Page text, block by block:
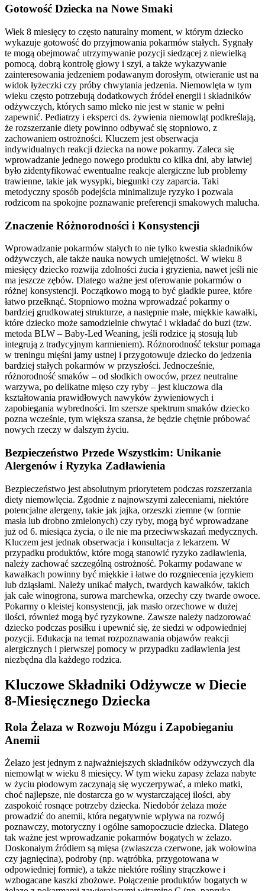
Gotowość Dziecka na Nowe Smaki
Wiek 8 miesięcy to często naturalny moment, w którym dziecko
wykazuje gotowość do przyjmowania pokarmów stałych. Sygnały
te mogą obejmować utrzymywanie pozycji siedzącej z niewielką
pomocą, dobrą kontrolę głowy i szyi, a także wykazywanie
zainteresowania jedzeniem podawanym dorosłym, otwieranie ust na
widok łyżeczki czy próby chwytania jedzenia. Niemowlęta w tym
wieku często potrzebują dodatkowych źródeł energii i składników
odżywczych, których samo mleko nie jest w stanie w pełni
zapewnić. Pediatrzy i eksperci ds. żywienia niemowląt podkreślają,
że rozszerzanie diety powinno odbywać się stopniowo, z
zachowaniem ostrożności. Kluczem jest obserwacja
indywidualnych reakcji dziecka na nowe pokarmy. Zaleca się
wprowadzanie jednego nowego produktu co kilka dni, aby łatwiej
było zidentyfikować ewentualne reakcje alergiczne lub problemy
trawienne, takie jak wysypki, biegunki czy zaparcia. Taki
metodyczny sposób podejścia minimalizuje ryzyko i pozwala
rodzicom na spokojne poznawanie preferencji smakowych malucha.
Znaczenie Różnorodności i Konsystencji
Wprowadzanie pokarmów stałych to nie tylko kwestia składników
odżywczych, ale także nauka nowych umiejętności. W wieku 8
miesięcy dziecko rozwija zdolności żucia i gryzienia, nawet jeśli nie
ma jeszcze zębów. Dlatego ważne jest oferowanie pokarmów o
różnej konsystencji. Początkowo mogą to być gładkie puree, które
łatwo przełknąć. Stopniowo można wprowadzać pokarmy o
bardziej grudkowatej strukturze, a następnie małe, miękkie kawałki,
które dziecko może samodzielnie chwytać i wkładać do buzi (tzw.
metoda BLW – Baby-Led Weaning, jeśli rodzice ją stosują lub
integrują z tradycyjnym karmieniem). Różnorodność tekstur pomaga
w treningu mięśni jamy ustnej i przygotowuje dziecko do jedzenia
bardziej stałych pokarmów w przyszłości. Jednocześnie,
różnorodność smaków – od słodkich owoców, przez neutralne
warzywa, po delikatne mięso czy ryby – jest kluczowa dla
kształtowania prawidłowych nawyków żywieniowych i
zapobiegania wybredności. Im szersze spektrum smaków dziecko
pozna wcześnie, tym większa szansa, że będzie chętnie próbować
nowych rzeczy w dalszym życiu.
Bezpieczeństwo Przede Wszystkim: Unikanie
Alergenów i Ryzyka Zadławienia
Bezpieczeństwo jest absolutnym priorytetem podczas rozszerzania
diety niemowlęcia. Zgodnie z najnowszymi zaleceniami, niektóre
potencjalne alergeny, takie jak jajka, orzeszki ziemne (w formie
masła lub drobno zmielonych) czy ryby, mogą być wprowadzane
już od 6. miesiąca życia, o ile nie ma przeciwwskazań medycznych.
Kluczem jest jednak obserwacja i konsultacja z lekarzem. W
przypadku produktów, które mogą stanowić ryzyko zadławienia,
należy zachować szczególną ostrożność. Pokarmy podawane w
kawałkach powinny być miękkie i łatwe do rozgniecenia językiem
lub dziąsłami. Należy unikać małych, twardych kawałków, takich
jak całe winogrona, surowa marchewka, orzechy czy twarde owoce.
Pokarmy o kleistej konsystencji, jak masło orzechowe w dużej
ilości, również mogą być ryzykowne. Zawsze należy nadzorować
dziecko podczas posiłku i upewnić się, że siedzi w odpowiedniej
pozycji. Edukacja na temat rozpoznawania objawów reakcji
alergicznych i pierwszej pomocy w przypadku zadławienia jest
niezbędna dla każdego rodzica.
Kluczowe Składniki Odżywcze w Diecie
8-Miesięcznego Dziecka
Rola Żelaza w Rozwoju Mózgu i Zapobieganiu
Anemii
Żelazo jest jednym z najważniejszych składników odżywczych dla
niemowląt w wieku 8 miesięcy. W tym wieku zapasy żelaza nabyte
w życiu płodowym zaczynają się wyczerpywać, a mleko matki,
choć najlepsze, nie dostarcza go w wystarczającej ilości, aby
zaspokoić rosnące potrzeby dziecka. Niedobór żelaza może
prowadzić do anemii, która negatywnie wpływa na rozwój
poznawczy, motoryczny i ogólne samopoczucie dziecka. Dlatego
tak ważne jest wprowadzanie pokarmów bogatych w żelazo.
Doskonałym źródłem są mięsa (zwłaszcza czerwone, jak wołowina
czy jagnięcina), podroby (np. wątróbka, przygotowana w
odpowiedniej formie), a także niektóre rośliny strączkowe i
wzbogacane kaszki zbożowe. Połączenie produktów bogatych w